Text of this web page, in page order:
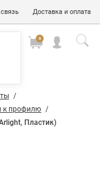
Доставка и оплата
0
к профилю
Пластик)